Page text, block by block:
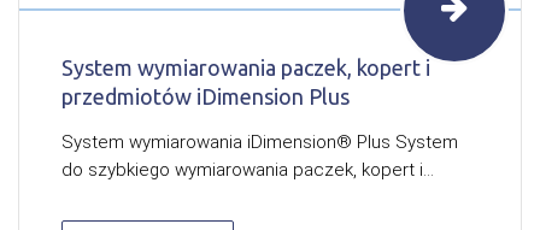
System wymiarowania paczek, kopert i
przedmiotów iDimension Plus
System wymiarowania iDimension® Plus System
do szybkiego wymiarowania paczek, kopert i...